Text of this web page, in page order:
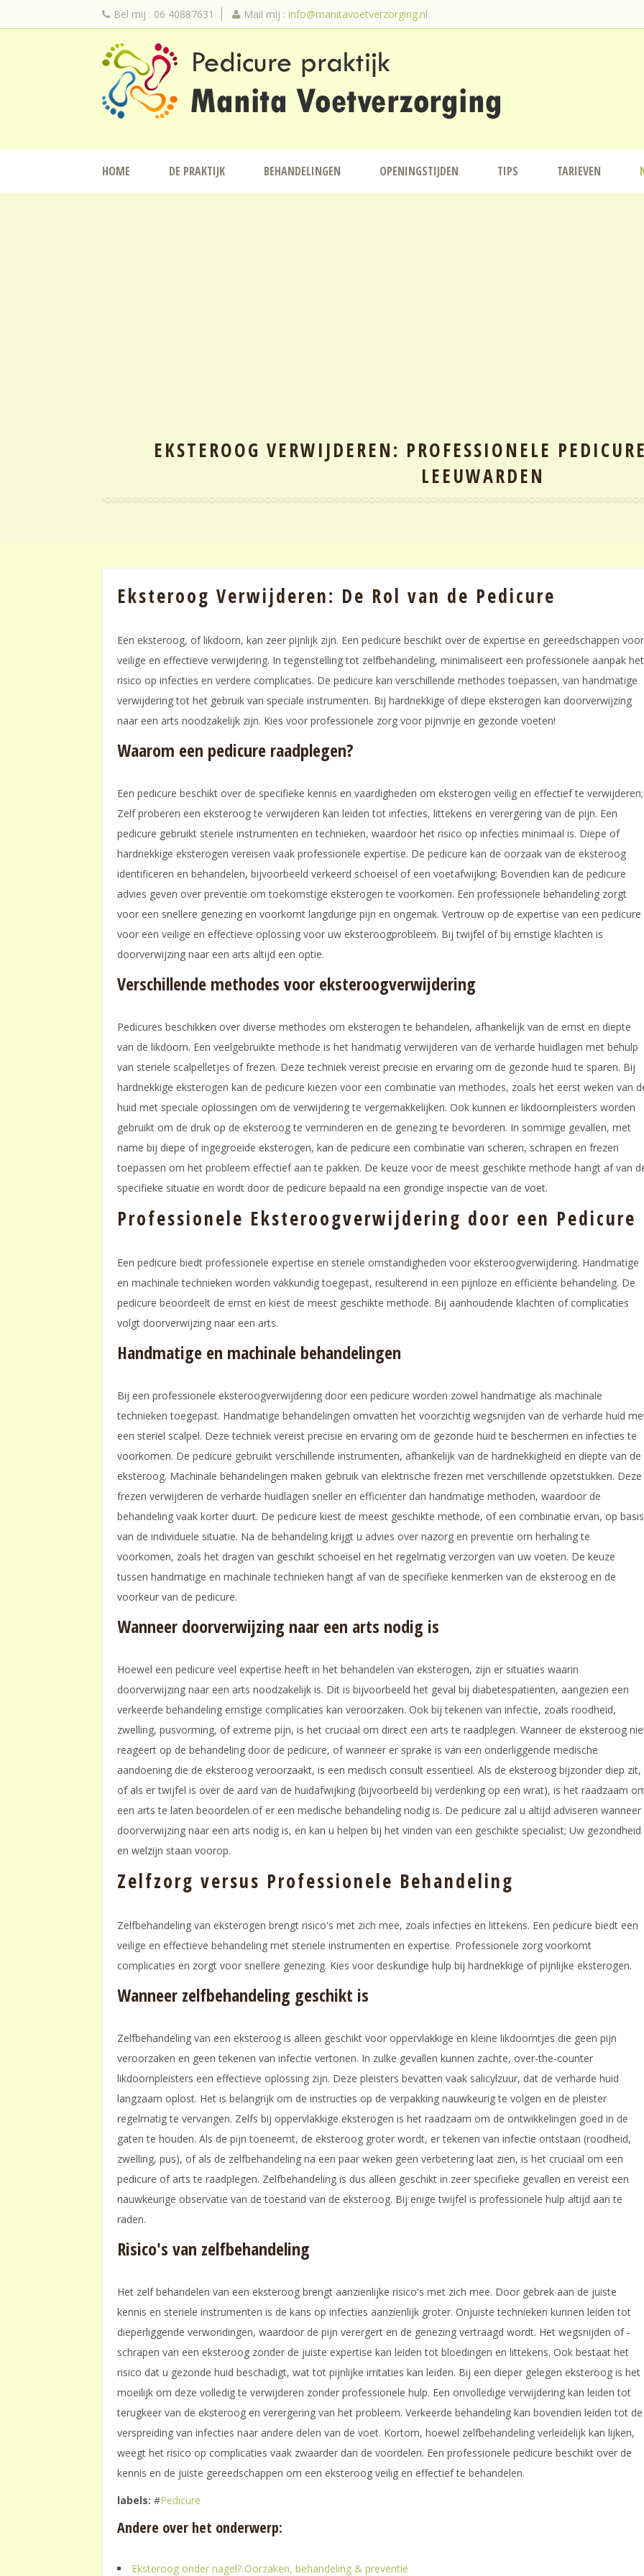
Bel mij : 06 40887631 Mail mij : info@manitavoetverzorging.nl
HOME DE PRAKTIJK BEHANDELINGEN OPENINGSTIJDEN TIPS TARIEVEN
EKSTEROOG VERWIJDEREN: PROFESSIONELE
LEEUWARDEN
Eksteroog Verwijderen: De Rol van de Pedicure
Een eksteroog, of likdoorn, kan zeer pijnlijk zijn. Een pedicure beschikt over de expertise en gereedschappen voor
veilige en effectieve verwijdering. In tegenstelling tot zelfbehandeling, minimaliseert een professionele aanpak het
risico op infecties en verdere complicaties. De pedicure kan verschillende methodes toepassen, van handmatige
verwijdering tot het gebruik van speciale instrumenten. Bij hardnekkige of diepe eksterogen kan doorverwijzing
naar een arts noodzakelijk zijn. Kies voor professionele zorg voor pijnvrije en gezonde voeten!
Waarom een pedicure raadplegen?
Een pedicure beschikt over de specifieke kennis en vaardigheden om eksterogen veilig en effectief te verwijderen;
Zelf proberen een eksteroog te verwijderen kan leiden tot infecties, littekens en verergering van de pijn. Een
pedicure gebruikt steriele instrumenten en technieken, waardoor het risico op infecties minimaal is. Diepe of
hardnekkige eksterogen vereisen vaak professionele expertise. De pedicure kan de oorzaak van de eksteroog
identificeren en behandelen, bijvoorbeeld verkeerd schoeisel of een voetafwijking; Bovendien kan de pedicure
advies geven over preventie om toekomstige eksterogen te voorkomen. Een professionele behandeling zorgt
voor een snellere genezing en voorkomt langdurige pijn en ongemak. Vertrouw op de expertise van een pedicure
voor een veilige en effectieve oplossing voor uw eksteroogprobleem. Bij twijfel of bij ernstige klachten is
doorverwijzing naar een arts altijd een optie.
Verschillende methodes voor eksteroogverwijdering
Pedicures beschikken over diverse methodes om eksterogen te behandelen, afhankelijk van de ernst en diepte
van de likdoorn. Een veelgebruikte methode is het handmatig verwijderen van de verharde huidlagen met behulp
van steriele scalpelletjes of frezen. Deze techniek vereist precisie en ervaring om de gezonde huid te sparen. Bij
hardnekkige eksterogen kan de pedicure kiezen voor een combinatie van methodes, zoals het eerst weken van
huid met speciale oplossingen om de verwijdering te vergemakkelijken. Ook kunnen er likdoornpleisters worden
gebruikt om de druk op de eksteroog te verminderen en de genezing te bevorderen. In sommige gevallen, met
name bij diepe of ingegroeide eksterogen, kan de pedicure een combinatie van scheren, schrapen en frezen
toepassen om het probleem effectief aan te pakken. De keuze voor de meest geschikte methode hangt af van
specifieke situatie en wordt door de pedicure bepaald na een grondige inspectie van de voet.
Professionele Eksteroogverwijdering door een Pedicure
Een pedicure biedt professionele expertise en steriele omstandigheden voor eksteroogverwijdering. Handmatige
en machinale technieken worden vakkundig toegepast, resulterend in een pijnloze en efficiënte behandeling. De
pedicure beoordeelt de ernst en kiest de meest geschikte methode. Bij aanhoudende klachten of complicaties
volgt doorverwijzing naar een arts.
Handmatige en machinale behandelingen
Bij een professionele eksteroogverwijdering door een pedicure worden zowel handmatige als machinale
technieken toegepast. Handmatige behandelingen omvatten het voorzichtig wegsnijden van de verharde huid
een steriel scalpel. Deze techniek vereist precisie en ervaring om de gezonde huid te beschermen en infecties te
voorkomen. De pedicure gebruikt verschillende instrumenten, afhankelijk van de hardnekkigheid en diepte van de
eksteroog. Machinale behandelingen maken gebruik van elektrische frezen met verschillende opzetstukken. Deze
frezen verwijderen de verharde huidlagen sneller en efficiënter dan handmatige methoden, waardoor de
behandeling vaak korter duurt. De pedicure kiest de meest geschikte methode, of een combinatie ervan, op basis
van de individuele situatie. Na de behandeling krijgt u advies over nazorg en preventie om herhaling te
voorkomen, zoals het dragen van geschikt schoeisel en het regelmatig verzorgen van uw voeten. De keuze
tussen handmatige en machinale technieken hangt af van de specifieke kenmerken van de eksteroog en de
voorkeur van de pedicure.
Wanneer doorverwijzing naar een arts nodig is
Hoewel een pedicure veel expertise heeft in het behandelen van eksterogen, zijn er situaties waarin
doorverwijzing naar een arts noodzakelijk is. Dit is bijvoorbeeld het geval bij diabetespatiënten, aangezien een
verkeerde behandeling ernstige complicaties kan veroorzaken. Ook bij tekenen van infectie, zoals roodheid,
zwelling, pusvorming, of extreme pijn, is het cruciaal om direct een arts te raadplegen. Wanneer de eksteroog
reageert op de behandeling door de pedicure, of wanneer er sprake is van een onderliggende medische
aandoening die de eksteroog veroorzaakt, is een medisch consult essentieel. Als de eksteroog bijzonder diep zit,
of als er twijfel is over de aard van de huidafwijking (bijvoorbeeld bij verdenking op een wrat), is het raadzaam
een arts te laten beoordelen of er een medische behandeling nodig is. De pedicure zal u altijd adviseren wanneer
doorverwijzing naar een arts nodig is, en kan u helpen bij het vinden van een geschikte specialist; Uw gezondheid
en welzijn staan voorop.
Zelfzorg versus Professionele Behandeling
Zelfbehandeling van eksterogen brengt risico's met zich mee, zoals infecties en littekens. Een pedicure biedt een
veilige en effectieve behandeling met steriele instrumenten en expertise. Professionele zorg voorkomt
complicaties en zorgt voor snellere genezing. Kies voor deskundige hulp bij hardnekkige of pijnlijke eksterogen.
Wanneer zelfbehandeling geschikt is
Zelfbehandeling van een eksteroog is alleen geschikt voor oppervlakkige en kleine likdoorntjes die geen pijn
veroorzaken en geen tekenen van infectie vertonen. In zulke gevallen kunnen zachte, over-the-counter
likdoornpleisters een effectieve oplossing zijn. Deze pleisters bevatten vaak salicylzuur, dat de verharde huid
langzaam oplost. Het is belangrijk om de instructies op de verpakking nauwkeurig te volgen en de pleister
regelmatig te vervangen. Zelfs bij oppervlakkige eksterogen is het raadzaam om de ontwikkelingen goed in de
gaten te houden. Als de pijn toeneemt, de eksteroog groter wordt, er tekenen van infectie ontstaan (roodheid,
zwelling, pus), of als de zelfbehandeling na een paar weken geen verbetering laat zien, is het cruciaal om een
pedicure of arts te raadplegen. Zelfbehandeling is dus alleen geschikt in zeer specifieke gevallen en vereist een
nauwkeurige observatie van de toestand van de eksteroog. Bij enige twijfel is professionele hulp altijd aan te
raden.
Risico's van zelfbehandeling
Het zelf behandelen van een eksteroog brengt aanzienlijke risico's met zich mee. Door gebrek aan de juiste
kennis en steriele instrumenten is de kans op infecties aanzienlijk groter. Onjuiste technieken kunnen leiden tot
dieperliggende verwondingen, waardoor de pijn verergert en de genezing vertraagd wordt. Het wegsnijden of -
schrapen van een eksteroog zonder de juiste expertise kan leiden tot bloedingen en littekens. Ook bestaat het
risico dat u gezonde huid beschadigt, wat tot pijnlijke irritaties kan leiden. Bij een dieper gelegen eksteroog is het
moeilijk om deze volledig te verwijderen zonder professionele hulp. Een onvolledige verwijdering kan leiden tot
terugkeer van de eksteroog en verergering van het probleem. Verkeerde behandeling kan bovendien leiden tot de
verspreiding van infecties naar andere delen van de voet. Kortom, hoewel zelfbehandeling verleidelijk kan lijken,
weegt het risico op complicaties vaak zwaarder dan de voordelen. Een professionele pedicure beschikt over de
kennis en de juiste gereedschappen om een eksteroog veilig en effectief te behandelen.
labels: #Pedicure
Andere over het onderwerp:
Eksteroog onder nagel? Oorzaken, behandeling & preventie